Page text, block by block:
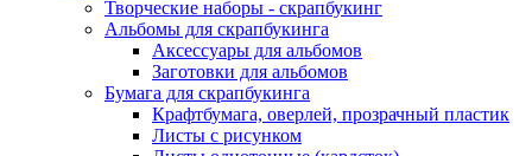
Творческие наборы - скрапбукинг
Альбомы для скрапбукинга
Аксессуары для альбомов
Заготовки для альбомов
Бумага для скрапбукинга
Крафтбумага, оверлей, прозрачный пластик
Листы c рисунком